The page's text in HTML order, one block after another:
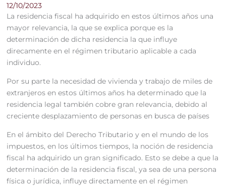
12/10/2023
La residencia fiscal ha adquirido en estos últimos años una
mayor relevancia, la que se explica porque es la
determinación de dicha residencia la que influye
direcamente en el régimen tributario aplicable a cada
individuo.
Por su parte la necesidad de vivienda y trabajo de miles de
extranjeros en estos últimos años ha determinado que la
residencia legal también cobre gran relevancia, debido al
creciente desplazamiento de personas en busca de países
En el ámbito del Derecho Tributario y en el mundo de los
impuestos, en los últimos tiempos, la noción de residencia
fiscal ha adquirido un gran significado. Esto se debe a que la
determinación de la residencia fiscal, ya sea de una persona
física o jurídica, influye directamente en el régimen